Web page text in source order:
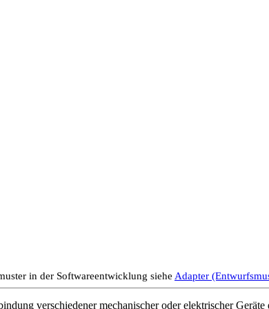
in der Softwareentwicklung siehe Adapter
verschiedener mechanischer oder elektrischer Geräte